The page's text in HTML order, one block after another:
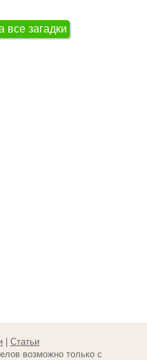
все загадки
Статьи
возможно только с